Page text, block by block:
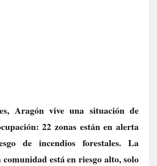
Aragón vive una situación de
22 zonas están en alerta
de incendios forestales. La
está en riesgo alto, solo